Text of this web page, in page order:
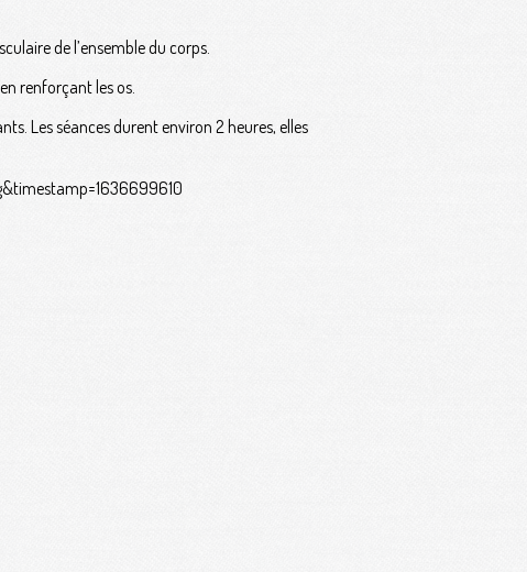
de l’ensemble du corps.
renforçant les os.
Les séances durent environ 2 heures, elles